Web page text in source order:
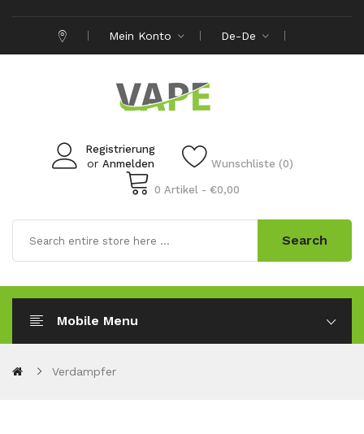
Mein Konto De-De
Registrierung
or Anmelden Wunschliste (0)
0 Artikel - €0,00
Search
Mobile Menu
Verdampfer